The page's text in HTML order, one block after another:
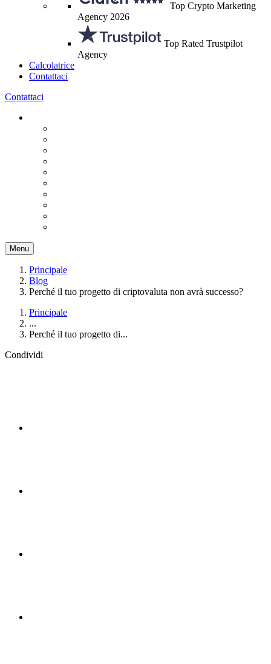
Top Crypto Marketing
Agency 2026
Top Rated Trustpilot
Agency
Calcolatrice
Contattaci
Contattaci
Menu
Principale
Blog
Perché il tuo progetto di criptovaluta non avrà successo?
Principale
...
Perché il tuo progetto di...
Condividi